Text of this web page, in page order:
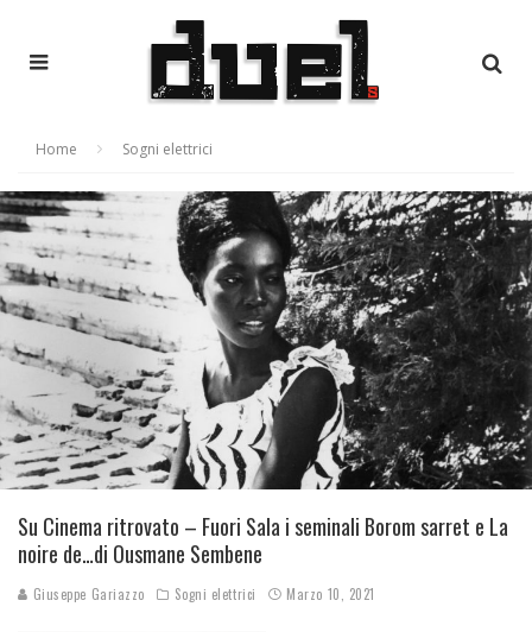
Home Sogni elettrici
Su Cinema ritrovato – Fuori Sala i seminali Borom sarret e La
noire de…di Ousmane Sembene
Giuseppe Gariazzo Sogni elettrici Marzo 10, 2021